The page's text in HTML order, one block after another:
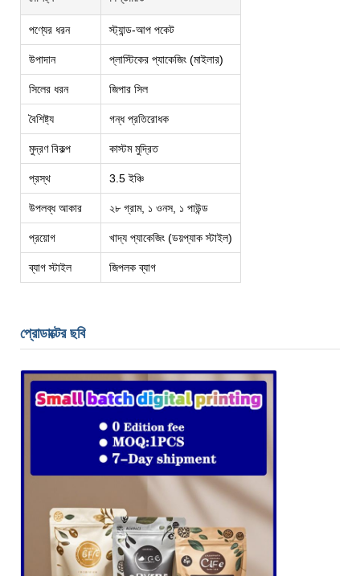
পণ্যের ধরন স্ট্যান্ড-আপ পকেট
উপাদান প্লাস্টিকের প্যাকেজিং (মাইলার)
সিলের ধরন জিপার সিল
বৈশিষ্ট্য গন্ধ প্রতিরোধক
মুদ্রণ বিকল্প কাস্টম মুদ্রিত
প্রস্থ 3.5 ইঞ্চি
উপলব্ধ আকার ২৮ গ্রাম, ১ ওনস, ১ পাউন্ড
প্রয়োগ খাদ্য প্যাকেজিং (ডয়প্যাক স্টাইল)
ব্যাগ স্টাইল জিপলক ব্যাগ
প্রোডাক্টের ছবি